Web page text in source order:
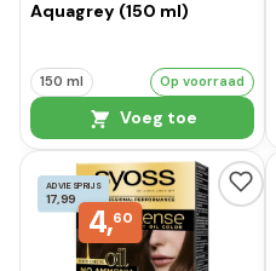
Aquagrey (150 ml)
150 ml Op voorraad
Voeg toe
ADVIESPRIJS
17,99
4,60